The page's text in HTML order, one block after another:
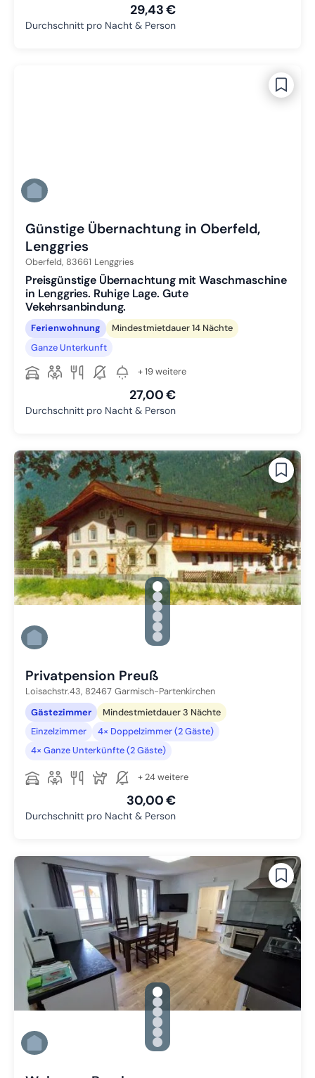
29,43 €
Durchschnitt pro Nacht & Person
Günstige Übernachtung in Oberfeld,
Lenggries
Oberfeld, 83661 Lenggries
Preisgünstige Übernachtung mit Waschmaschine
in Lenggries. Ruhige Lage. Gute
Vekehrsanbindung.
Ferienwohnung
Mindestmietdauer 14 Nächte
Ganze Unterkunft
+ 19 weitere
27,00 €
Durchschnitt pro Nacht & Person
gallery.slide_selector
Zu Slide 1 wechseln
Zu Slide 2 wechseln
Zu Slide 3 wechseln
Zu Slide 4 wechseln
Zu Slide 5 wechseln
Zu Slide 6 wechseln
Privatpension Preuß
Loisachstr.43, 82467 Garmisch-Partenkirchen
Gästezimmer
Mindestmietdauer 3 Nächte
Einzelzimmer
4× Doppelzimmer (2 Gäste)
4× Ganze Unterkünfte (2 Gäste)
+ 24 weitere
30,00 €
Durchschnitt pro Nacht & Person
gallery.slide_selector
Zu Slide 1 wechseln
Zu Slide 2 wechseln
Zu Slide 3 wechseln
Zu Slide 4 wechseln
Zu Slide 5 wechseln
Zu Slide 6 wechseln